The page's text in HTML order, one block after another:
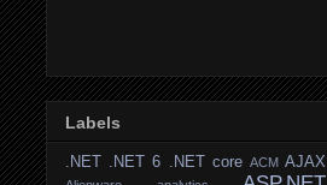
Labels
.NET .NET 6 .NET core ACM AJAX